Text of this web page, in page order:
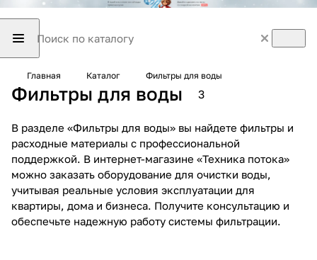
Главная Каталог Фильтры для воды
Фильтры для воды 3
В разделе «Фильтры для воды» вы найдете фильтры и
расходные материалы с профессиональной
поддержкой. В интернет-магазине «Техника потока»
можно заказать оборудование для очистки воды,
учитывая реальные условия эксплуатации для
квартиры, дома и бизнеса. Получите консультацию и
обеспечьте надежную работу системы фильтрации.